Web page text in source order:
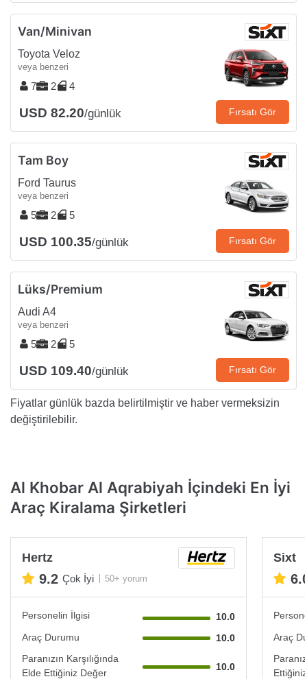
Van/Minivan
Toyota Veloz
veya benzeri
7 2 4
USD 82.20/günlük Fırsatı Gör
Tam Boy
Ford Taurus
veya benzeri
5 2 5
USD 100.35/günlük Fırsatı Gör
Lüks/Premium
Audi A4
veya benzeri
5 2 5
USD 109.40/günlük Fırsatı Gör
Fiyatlar günlük bazda belirtilmiştir ve haber vermeksizin
değiştirilebilir.
Al Khobar Al Aqrabiyah İçindeki En İyi
Araç Kiralama Şirketleri
Hertz
9.2 Çok İyi 50+ yorum
Personelin İlgisi
10.0
Araç Durumu
10.0
Paranızın Karşılığında
Elde Ettiğiniz Değer
10.0
Sixt
Araç